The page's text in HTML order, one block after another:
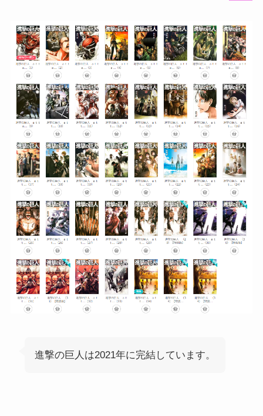
進撃の巨人は2021年に完結しています。